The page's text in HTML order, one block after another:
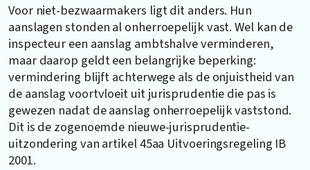
Voor niet-bezwaarmakers ligt dit anders. Hun
aanslagen stonden al onherroepelijk vast. Wel kan de
inspecteur een aanslag ambtshalve verminderen,
maar daarop geldt een belangrijke beperking:
vermindering blijft achterwege als de onjuistheid van
de aanslag voortvloeit uit jurisprudentie die pas is
gewezen nadat de aanslag onherroepelijk vaststond.
Dit is de zogenoemde nieuwe-jurisprudentie-
uitzondering van artikel 45aa Uitvoeringsregeling IB
2001.